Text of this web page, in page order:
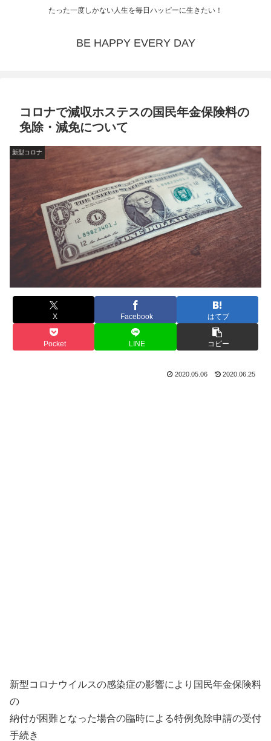
たった一度しかない人生を毎日ハッピーに生きたい！
BE HAPPY EVERY DAY
コロナで減収ホステスの国民年金保険料の
免除・減免について
新型コロナ
X Facebook はてブ
Pocket LINE コピー
2020.05.06 2020.06.25
新型コロナウイルスの感染症の影響により国民年金保険料
の
納付が困難となった場合の臨時による特例免除申請の受付
手続き